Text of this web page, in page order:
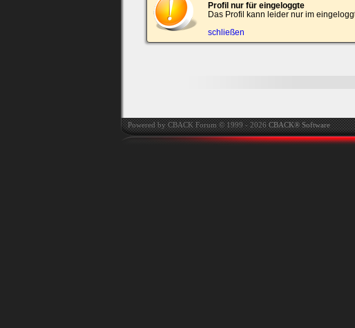
Bei jedem Besuch
automatisch einloggen.
Ich habe mein Passwort
vergessen|Registrieren
Profil nur für eingeloggte
Das Profil kann leider nur im
schließen
Powered by CBACK Forum © 1999 - 2026CBACK® Software